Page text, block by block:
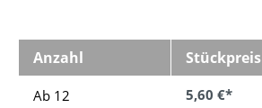
Anzahl Stückpreis
Ab 12 5,60 €*